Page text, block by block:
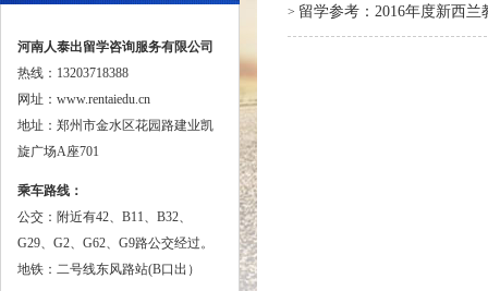
河南人泰出留学咨询服务有限公司
热线：13203718388
网址：www.rentaiedu.cn
地址：郑州市金水区花园路建业凯
旋广场A座701
乘车路线：
公交： 附近有42、B11、B32、
G29、G2、G62、G9路公交经过。
地铁：二号线东风路站(B口出）
> 留学参考：2016年度新西